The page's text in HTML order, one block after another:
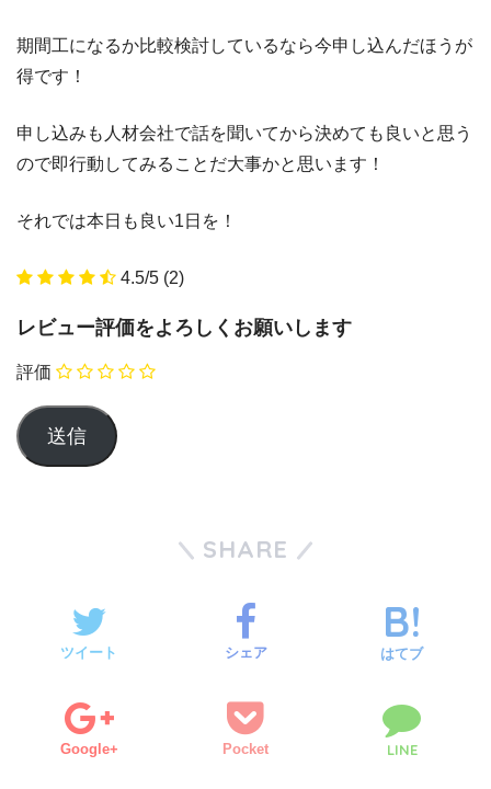
期間工になるか比較検討しているなら今申し込んだほうが
得です！
申し込みも人材会社で話を聞いてから決めても良いと思う
ので即行動してみることだ大事かと思います！
それでは本日も良い1日を！
4.5/5 (2)
レビュー評価をよろしくお願いします
評価
SHARE
ツイート シェア はてブ
Google+ Pocket LINE